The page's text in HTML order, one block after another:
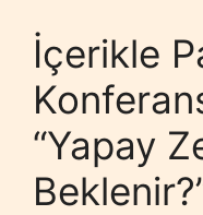
İçerikle
“Yapay